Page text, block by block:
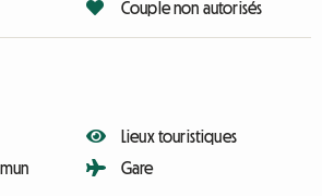
Couple non autorisés
Lieux touristiques
Gare